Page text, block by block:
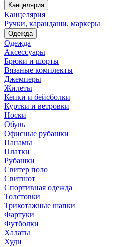
Канцелярия
Канцелярия
Ручки, карандаши, маркеры
Одежда
Одежда
Аксессуары
Брюки и шорты
Вязаные комплекты
Джемперы
Жилеты
Кепки и бейсболки
Куртки и ветровки
Носки
Обувь
Офисные рубашки
Панамы
Платки
Рубашки
Свитер поло
Свитшот
Спортивная одежда
Толстовки
Трикотажные шапки
Фартуки
Футболки
Халаты
Худи